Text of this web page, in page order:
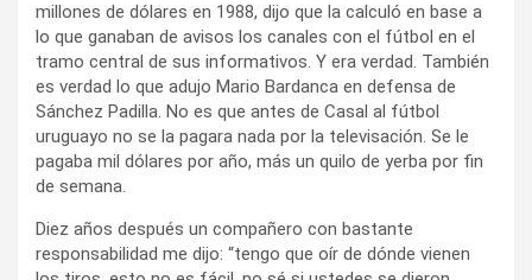
millones de dólares en 1988, dijo que la calculó en base a
lo que ganaban de avisos los canales con el fútbol en el
tramo central de sus informativos. Y era verdad. También
es verdad lo que adujo Mario Bardanca en defensa de
Sánchez Padilla. No es que antes de Casal al fútbol
uruguayo no se la pagara nada por la televisación. Se le
pagaba mil dólares por año, más un quilo de yerba por fin
de semana.
Diez años después un compañero con bastante
responsabilidad me dijo: “tengo que oír de dónde vienen